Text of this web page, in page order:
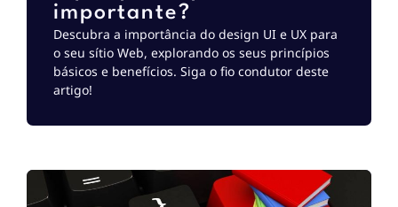
importante?
Descubra a importância do design UI e UX para
o seu sítio Web, explorando os seus princípios
básicos e benefícios. Siga o fio condutor deste
artigo!